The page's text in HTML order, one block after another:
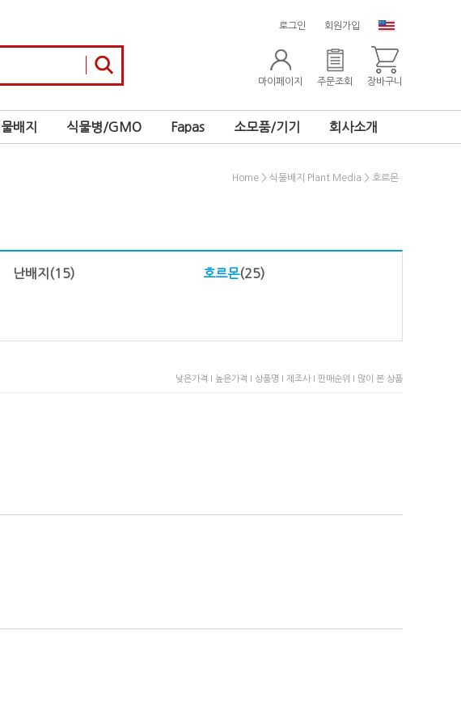
로그인 회원가입
마이페이지 주문조회 장바구니
배지 식물병/GMO Fapas 소모품/기기 회사소개
Home > 식물배지 Plant Media > 호르몬
난배지 (15) 호르몬(25)
낮은가격 I 높은가격 I 상품명 I 제조사 I 판매순위 I 많이 본 상품